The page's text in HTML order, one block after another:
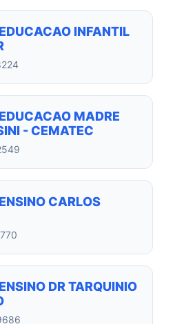
INFANTIL
MADRE
- CEMATEC
CARLOS
DR TARQUINIO